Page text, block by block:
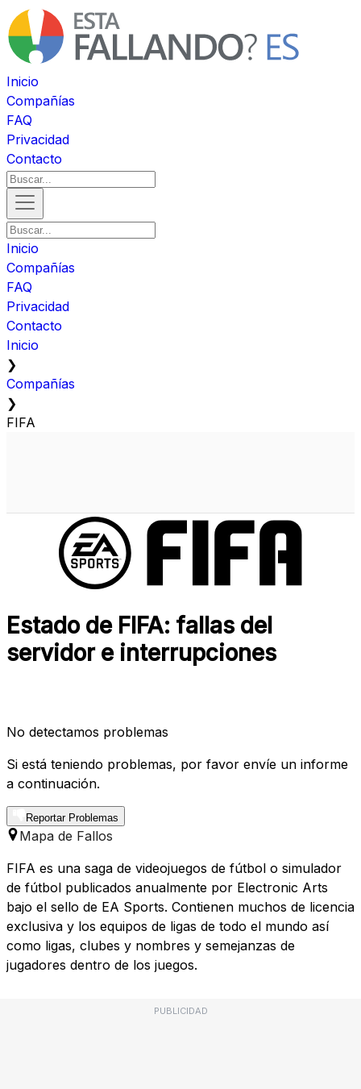
Inicio
Compañías
FAQ
Privacidad
Contacto
Inicio
Compañías
FAQ
Privacidad
Contacto
Inicio
❯
Compañías
❯
FIFA
Estado de FIFA: fallas del
servidor e interrupciones
No detectamos problemas
Si está teniendo problemas, por favor envíe un informe
a continuación.
Reportar Problemas
Mapa de Fallos
FIFA es una saga de videojuegos de fútbol o simulador
de fútbol publicados anualmente por Electronic Arts
bajo el sello de EA Sports. Contienen muchos de licencia
exclusiva y los equipos de ligas de todo el mundo así
como ligas, clubes y nombres y semejanzas de
jugadores dentro de los juegos.
PUBLICIDAD